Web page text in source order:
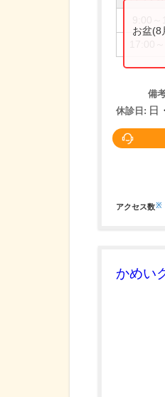
お盆(8
備
休診日: 日
アクセス数※
かめい